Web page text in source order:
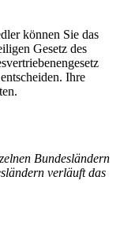
können Sie das
Gesetz des
Ihre
Bundesländern
verläuft das